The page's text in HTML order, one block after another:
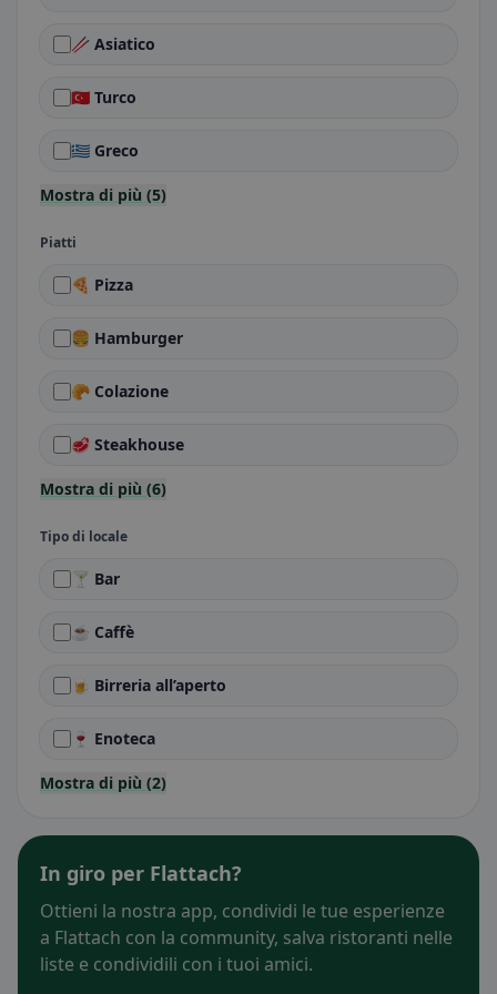
🥢 Asiatico
🇹🇷 Turco
🇬🇷 Greco
Mostra di più (5)
Piatti
🍕 Pizza
🍔 Hamburger
🥐 Colazione
🥩 Steakhouse
Mostra di più (6)
Tipo di locale
🍸 Bar
☕ Caffè
🍺 Birreria all’aperto
🍷 Enoteca
Mostra di più (2)
In giro per Flattach?
Ottieni la nostra app, condividi le tue esperienze
a Flattach con la community, salva ristoranti nelle
liste e condividili con i tuoi amici.